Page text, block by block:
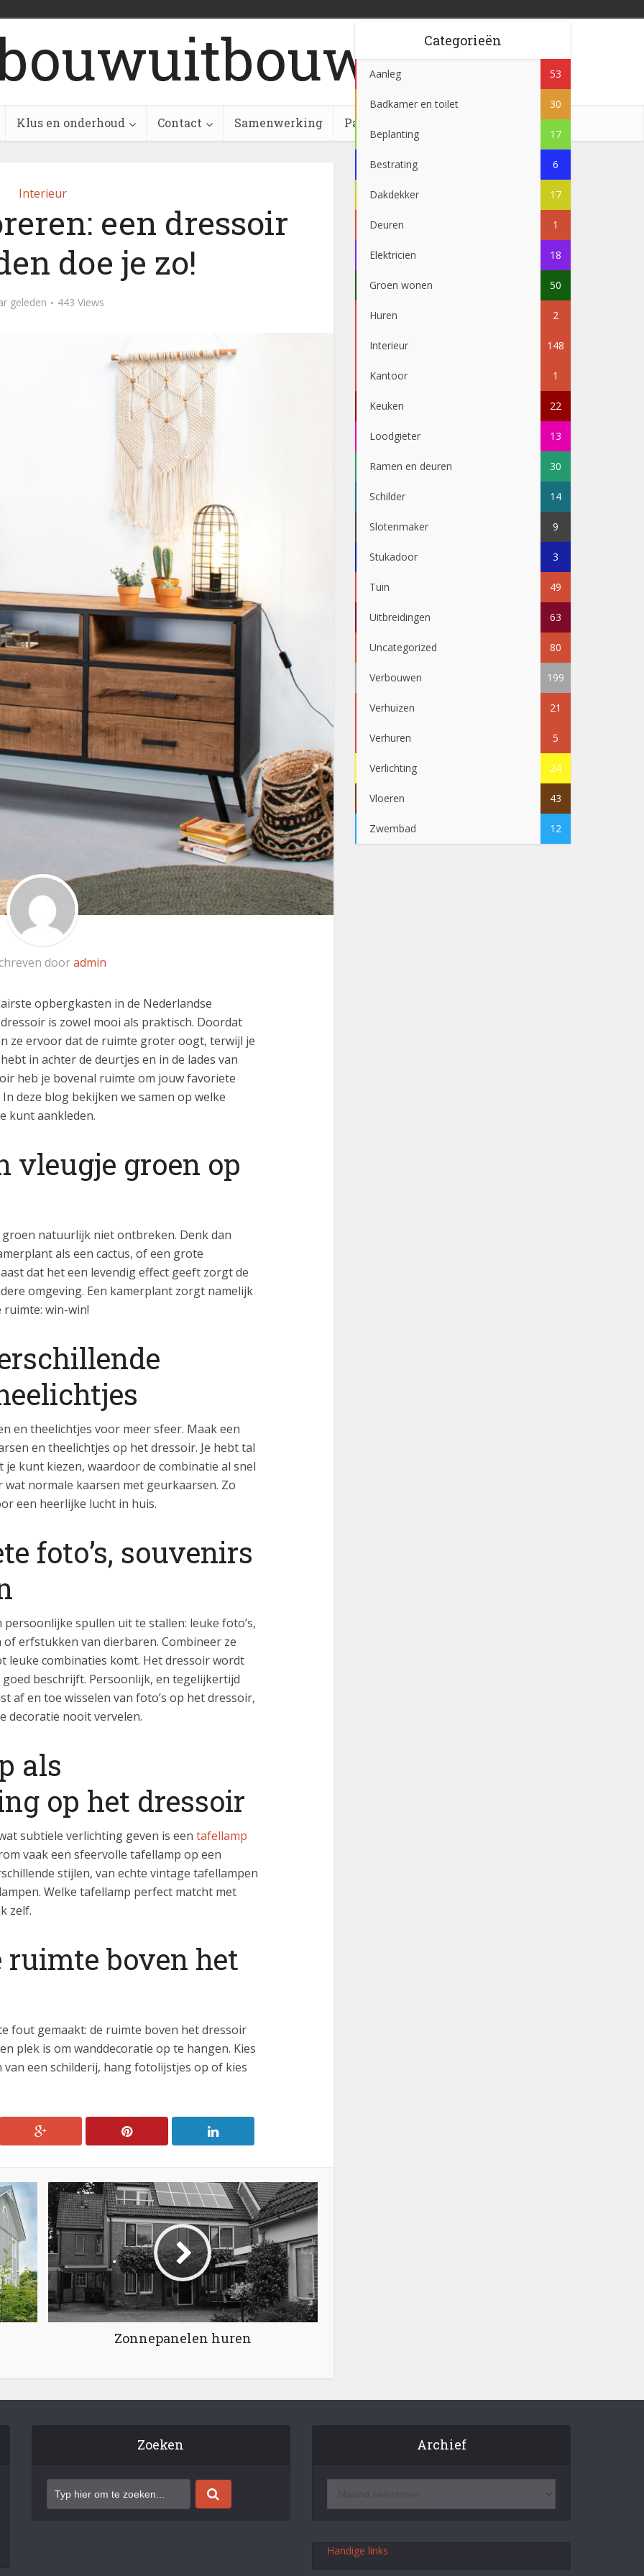
Klus en onderhoud Contact Samenwerking Partner
Interieur
een dressoir
doe je zo!
geleden 443 Views
dooradmin
opbergkasten in de Nederlandse
is zowel mooi als praktisch. Doordat
ze ervoor dat de ruimte groter oogt, terwijl je
in achter de deurtjes en in de lades van
heb je bovenal ruimte om jouw favoriete
deze blog bekijken we samen op welke
kunt aankleden.
vleugje groen op
natuurlijk niet ontbreken. Denk dan
als een cactus, of een grote
dat het een levendig effect geeft zorgt de
omgeving. Een kamerplant zorgt namelijk
win-win!
en theelichtjes voor meer sfeer. Maak een
en theelichtjes op het dressoir. Je hebt tal
kunt kiezen, waardoor de combinatie al snel
wat normale kaarsen met geurkaarsen. Zo
een heerlijke lucht in huis.
foto’s, souvenirs
persoonlijke spullen uit te stallen: leuke foto’s,
erfstukken van dierbaren. Combineer ze
leuke combinaties komt. Het dressoir wordt
beschrijft. Persoonlijk, en tegelijkertijd
af en toe wisselen van foto’s op het dressoir,
decoratie nooit vervelen.
als
op het dressoir
subtiele verlichting geven is een tafellamp
vaak een sfeervolle tafellamp op een
stijlen, van echte vintage tafellampen
Welke tafellamp perfect matcht met
zelf.
ruimte boven het
fout gemaakt: de ruimte boven het dressoir
plek is om wanddecoratie op te hangen. Kies
een schilderij, hang fotolijstjes op of kies
Zonnepanelen huren
Categorieën
Aanleg 53
Badkamer en toilet 30
Beplanting 17
Bestrating 6
Dakdekker 17
Deuren 1
Elektricien 18
Groen wonen 50
Huren 2
Interieur 148
Kantoor 1
Keuken 22
Loodgieter 13
Ramen en deuren 30
Schilder 14
Slotenmaker 9
Stukadoor 3
Tuin 49
Uitbreidingen 63
Uncategorized 80
Verbouwen 199
Verhuizen 21
Verhuren 5
Verlichting 24
Vloeren 43
Zwembad 12
Zoeken Archief
Handige links